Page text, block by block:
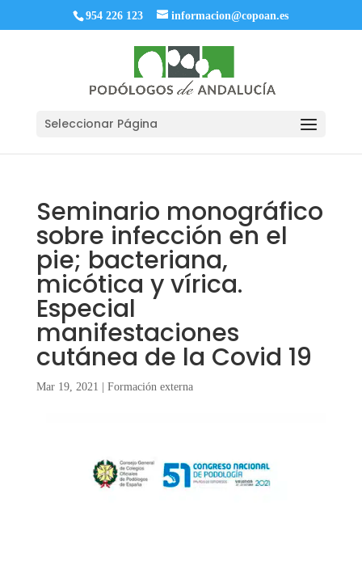
954 226 123 informacion@copoan.es
Seleccionar Página
Seminario monográfico
sobre infección en el
pie; bacteriana,
micótica y vírica.
Especial
manifestaciones
cutánea de la Covid 19
Mar 19, 2021 Formación externa